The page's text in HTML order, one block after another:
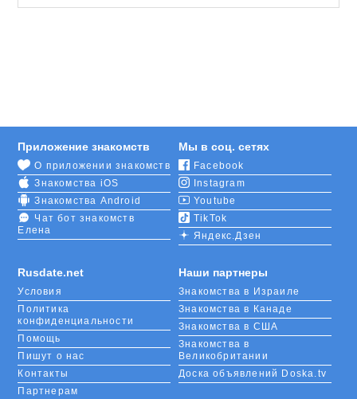
У нас знакомятся люди всех возрастов. Те, кому за
сначала заигрывать с ним, ставя лайки. Если вы
получите ответное сердечко, ваша симпатия
взаимна. И можно смело писать первое
сообщение.
Если вы уже женаты (замужем), то можете
поискать себе здесь партнера для утренней
языка или спутника для путешествия.
Rusdate.net
Условия
Политика
конфиденциальности
Помощь
Пишут о нас
Контакты
Партнерам
Приложение знакомств
О приложении знакомств
Знакомства iOS
Знакомства Android
Чат бот знакомств
Елена
Мы в соц. сетях
Facebook
Instagram
Youtube
TikTok
Яндекс.Дзен
Наши партнеры
Знакомства в Израиле
Знакомства в Канаде
Знакомства в США
Знакомства в
Великобритании
Доска объявлений Doska.tv